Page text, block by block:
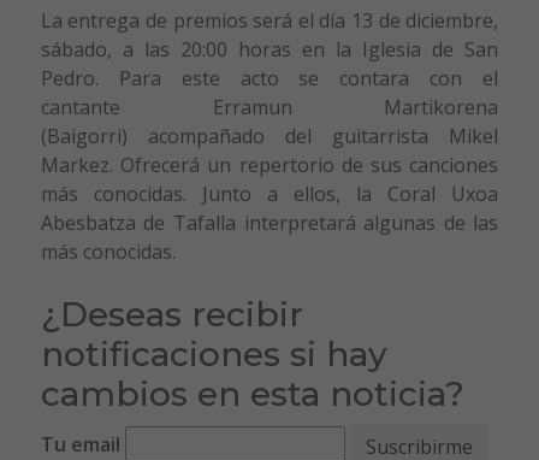
La entrega de premios será el día 13 de diciembre,
sábado, a las 20:00 horas en la Iglesia de San
Pedro. Para este acto se contara con el
cantante Erramun Martikorena
(Baigorri) acompañado del guitarrista Mikel
Markez. Ofrecerá un repertorio de sus canciones
más conocidas. Junto a ellos, la Coral Uxoa
Abesbatza de Tafalla interpretará algunas de las
más conocidas.
¿Deseas recibir
notificaciones si hay
cambios en esta noticia?
Tu email